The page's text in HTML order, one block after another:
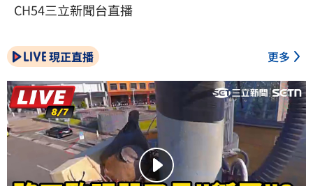
CH54三立新聞台直播
現正直播 更多